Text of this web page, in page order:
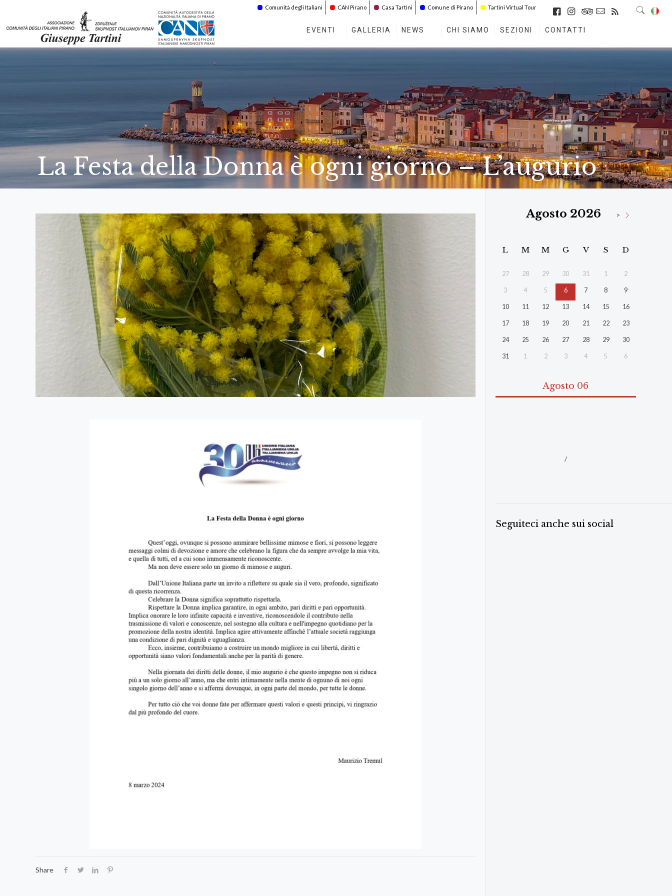
Comunità degli Italiani CAN Pirano Casa Tartini Comune di Pirano Tartini Virtual Tour
EVENTI GALLERIA NEWS CHI SIAMO SEZIONI CONTATTI
La Festa della Donna è ogni giorno – L’augurio
Share
Agosto 2026 >
L M M G V S D
27 28 29 30 31 1 2
3 4 5 6 7 8 9
10 11 12 13 14 15 16
17 18 19 20 21 22 23
24 25 26 27 28 29 30
31 1 2 3 4 5 6
Agosto 06
/
Seguiteci anche sui social